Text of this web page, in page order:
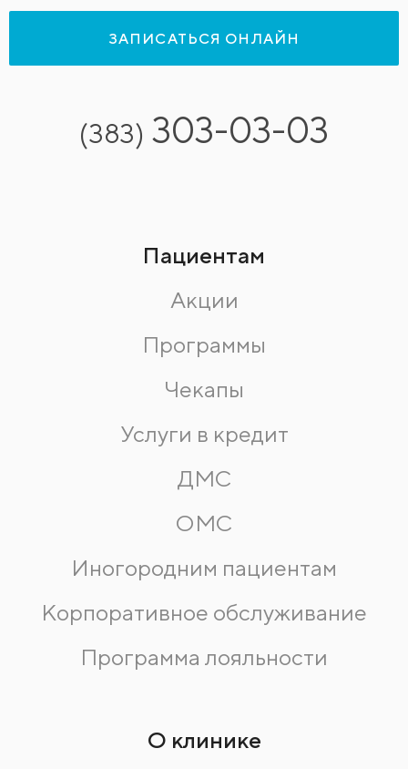
ЗАПИСАТЬСЯ ОНЛАЙН
(383) 303-03-03
Пациентам
Акции
Программы
Чекапы
Услуги в кредит
ДМС
ОМС
Иногородним пациентам
Корпоративное обслуживание
Программа лояльности
О клинике